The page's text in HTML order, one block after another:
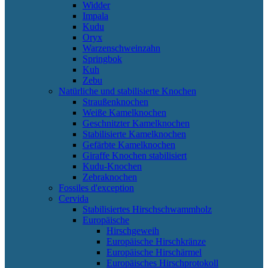
Widder
Impala
Kudu
Oryx
Warzenschweinzahn
Springbok
Kuh
Zebu
Natürliche und stabilisierte Knochen
Straußenknochen
Weiße Kamelknochen
Geschnitzter Kamelknochen
Stabilisierte Kamelknochen
Gefärbte Kamelknochen
Giraffe Knochen stabilisiert
Kudu-Knochen
Zebraknochen
Fossiles d'exception
Cervida
Stabilisiertes Hirschschwammholz
Europäische
Hirschgeweih
Europäische Hirschkränze
Europäische Hirschärmel
Europäisches Hirschprotokoll